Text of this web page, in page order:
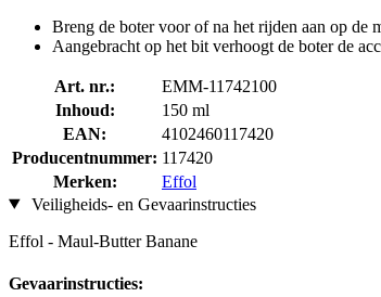
Breng de boter voor of na het rijden aan op de
Aangebracht op het bit verhoogt de boter de
Art. nr.:
EMM-11742100
Inhoud:
150 ml
EAN:
4102460117420
Producentnummer: 117420
Merken:
Effol
Veiligheids- en Gevaarinstructies
Effol - Maul-Butter Banane
Gevaarinstructies: